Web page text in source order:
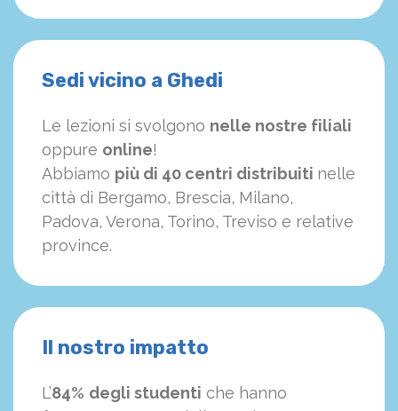
Sedi vicino a Ghedi
Le lezioni si svolgono nelle nostre filiali
oppure online!
Abbiamo più di 40 centri distribuiti nelle
città di Bergamo, Brescia, Milano,
Padova, Verona, Torino, Treviso e relative
province.
Il nostro impatto
L’84% degli studenti che hanno